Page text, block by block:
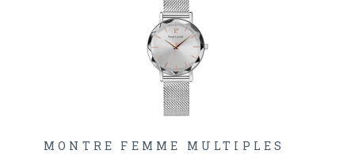
MONTRE FEMME MULTIPLES